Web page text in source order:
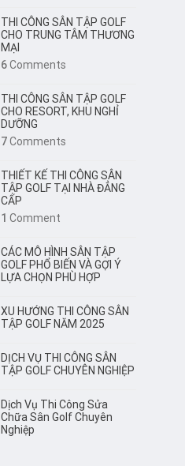
THI CÔNG SÂN TẬP GOLF
CHO TRUNG TÂM THƯƠNG
MẠI
6Comments
THI CÔNG SÂN TẬP GOLF
CHO RESORT, KHU NGHỈ
DƯỠNG
7Comments
THIẾT KẾ THI CÔNG SÂN
TẬP GOLF TẠI NHÀ ĐẲNG
CẤP
1 Comment
CÁC MÔ HÌNH SÂN TẬP
GOLF PHỔ BIẾN VÀ GỢI Ý
LỰA CHỌN PHÙ HỢP
XU HƯỚNG THI CÔNG SÂN
TẬP GOLF NĂM 2025
DỊCH VỤ THI CÔNG SÂN
TẬP GOLF CHUYÊN NGHIỆP
Dịch Vụ Thi Công Sửa
Chữa Sân Golf Chuyên
Nghiệp